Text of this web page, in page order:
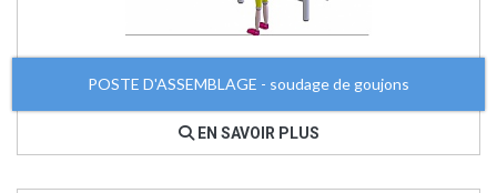
POSTE D'ASSEMBLAGE - soudage de goujons
EN SAVOIR PLUS